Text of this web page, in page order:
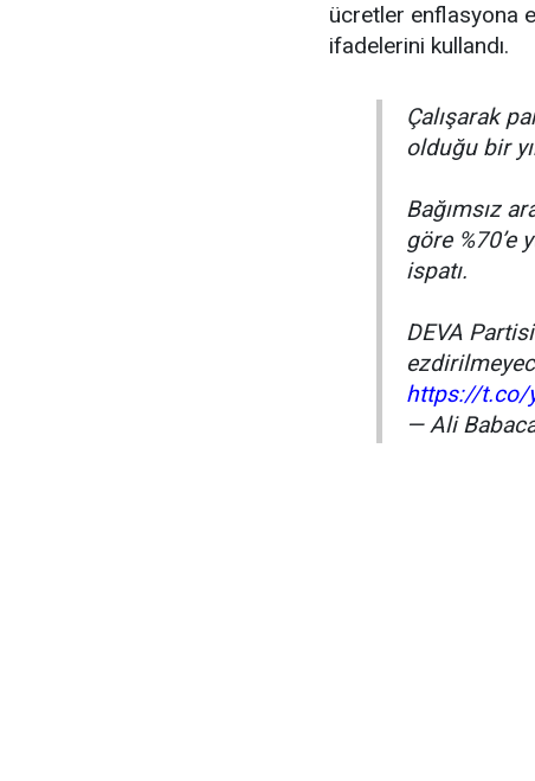
ücretler enflasyona
ifadelerini kullandı.
Çalışarak
olduğu bir
Bağımsız
göre %70’e
ispatı.
DEVA
https://t.co/
— Ali